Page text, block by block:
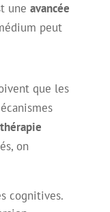
une avancée
peut
que les
thérapie
on
cognitives.